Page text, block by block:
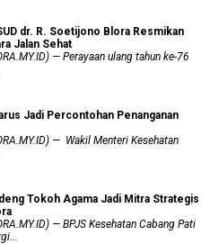
dr. R. Soetijono Blora Resmikan
Jalan Sehat
— Perayaan ulang tahun ke-76
Jadi Percontohan Penanganan
— Wakil Menteri Kesehatan
Tokoh Agama Jadi Mitra Strategis
— BPJS Kesehatan Cabang Pati